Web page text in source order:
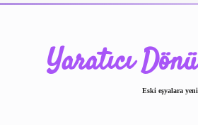
Yaratıcı
Eski eşyalara